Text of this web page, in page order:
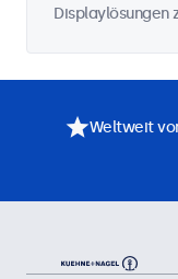
Displaylösungen
Weltweit